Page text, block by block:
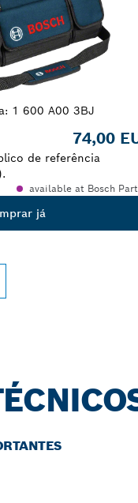
1 600 A00 3BJ
74,00
de referência
available at Bosch
já